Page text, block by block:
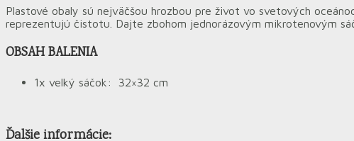
Plastové obaly sú nejväčšou hrozbou pre život vo svetových
reprezentujú čistotu. Dajte zbohom jednorázovým mikrotenovým
OBSAH BALENIA
1x velký sáčok: 32×32 cm
Ďalšie informácie: